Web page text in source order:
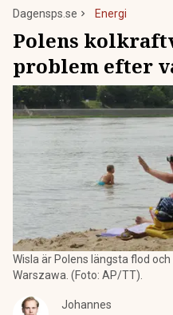
Dagensps.se Energi
Polens
problem efter
Wisla är Polens längsta flod
Warszawa. (Foto: AP/TT).
Johannes